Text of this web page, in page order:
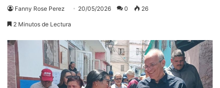
Fanny Rose Perez 20/05/2026 0 26
2 Minutos de Lectura